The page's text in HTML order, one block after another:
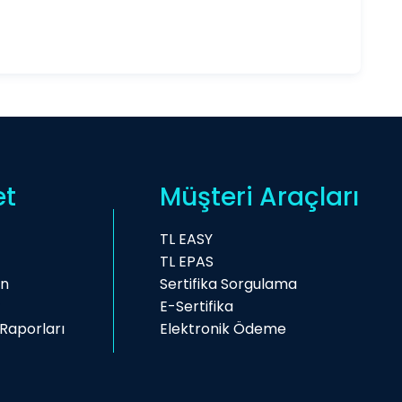
Müşteri Araçları
TL EASY
TL EPAS
Sertifika Sorgulama
E-Sertifika
Elektronik Ödeme